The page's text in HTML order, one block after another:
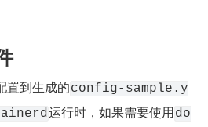
置到生成的config-sample.y
运行时，如果需要使用do